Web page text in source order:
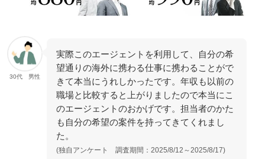
30代 男性
実際このエージェントを利用して、自分の希
望通りの海外に携わる仕事に携わることがで
きて本当にうれしかったです。年収も以前の
職場と比較すると上がりましたので本当にこ
のエージェントのおかげです。担当者のかた
も自分の希望の案件を持ってきてくれまし
た。
(独自アンケート 調査期間：2025/8/12～2025/8/17)